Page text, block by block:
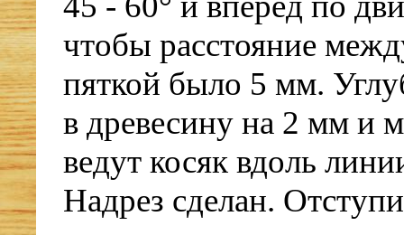
чтобы расстояние
пяткой было 5 мм.
в древесину на 2 мм и
ведут косяк вдоль
Надрез сделан.